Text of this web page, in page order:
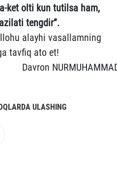
ket olti kun tutilsa ham,
tengdir”.
alayhi vasallamning
tavfiq ato et!
Davron
ULАSHING